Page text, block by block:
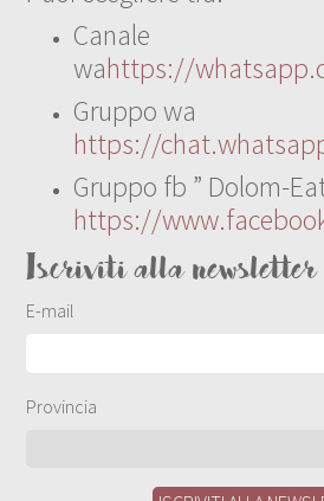
Canale
wahttps://
Gruppo wa
https://
Gruppo fb ” Dolom-
https://
Iscriviti alla newsletter
E-mail
Provincia